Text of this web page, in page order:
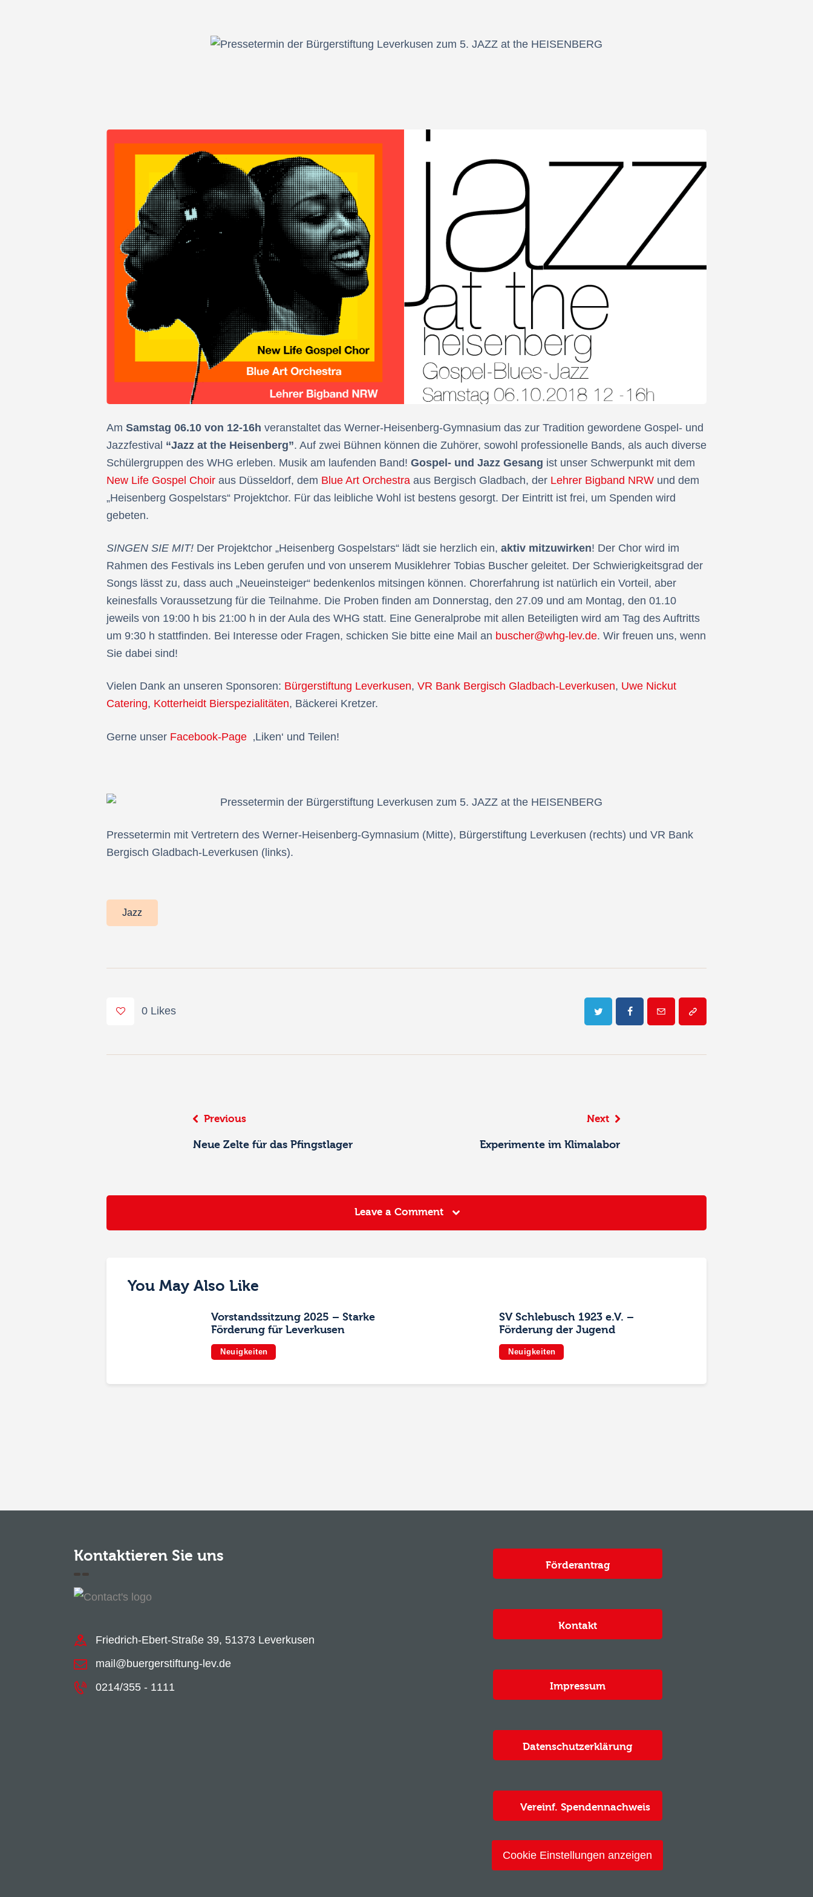
Am Samstag 06.10 von 12-16h veranstaltet das Werner-Heisenberg-Gymnasium das zur Tradition gewordene Gospel- und
Jazzfestival “Jazz at the Heisenberg”. Auf zwei Bühnen können die Zuhörer, sowohl professionelle Bands, als auch diverse
Schülergruppen des WHG erleben. Musik am laufenden Band! Gospel- und Jazz Gesang ist unser Schwerpunkt mit dem
New Life Gospel Choir aus Düsseldorf, dem Blue Art Orchestra aus Bergisch Gladbach, der Lehrer Bigband NRW und dem
„Heisenberg Gospelstars“ Projektchor. Für das leibliche Wohl ist bestens gesorgt. Der Eintritt ist frei, um Spenden wird
gebeten.
SINGEN SIE MIT! Der Projektchor „Heisenberg Gospelstars“ lädt sie herzlich ein, aktiv mitzuwirken! Der Chor wird im
Rahmen des Festivals ins Leben gerufen und von unserem Musiklehrer Tobias Buscher geleitet. Der Schwierigkeitsgrad der
Songs lässt zu, dass auch „Neueinsteiger“ bedenkenlos mitsingen können. Chorerfahrung ist natürlich ein Vorteil, aber
keinesfalls Voraussetzung für die Teilnahme. Die Proben finden am Donnerstag, den 27.09 und am Montag, den 01.10
jeweils von 19:00 h bis 21:00 h in der Aula des WHG statt. Eine Generalprobe mit allen Beteiligten wird am Tag des Auftritts
um 9:30 h stattfinden. Bei Interesse oder Fragen, schicken Sie bitte eine Mail an buscher@whg-lev.de. Wir freuen uns, wenn
Sie dabei sind!
Vielen Dank an unseren Sponsoren: Bürgerstiftung Leverkusen, VR Bank Bergisch Gladbach-Leverkusen, Uwe Nickut
Catering, Kotterheidt Bierspezialitäten, Bäckerei Kretzer.
Gerne unser Facebook-Page ‚Liken‘ und Teilen!
Pressetermin mit Vertretern des Werner-Heisenberg-Gymnasium (Mitte), Bürgerstiftung Leverkusen (rechts) und VR Bank
Bergisch Gladbach-Leverkusen (links).
Jazz
0 Likes
Beitrags-
Navigation
Previous
Neue Zelte für das Pfingstlager
Next
Experimente im Klimalabor
Leave a Comment
You May Also Like
Vorstandssitzung 2025 – Starke
Förderung für Leverkusen
Neuigkeiten
SV Schlebusch 1923 e.V. –
Förderung der Jugend
Neuigkeiten
Kontaktieren Sie uns
Friedrich-Ebert-Straße 39, 51373 Leverkusen
mail@buergerstiftung-lev.de
0214/355 - 1111
Förderantrag
Kontakt
Impressum
Datenschutzerklärung
Vereinf. Spendennachweis
Cookie Einstellungen anzeigen